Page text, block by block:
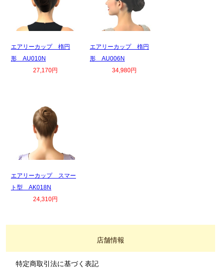
エアリーカップ 楕円
形 AU010N
27,170円
エアリーカップ 楕円
形 AU006N
34,980円
エアリーカップ スマー
ト型 AK018N
24,310円
店舗情報
特定商取引法に基づく表記